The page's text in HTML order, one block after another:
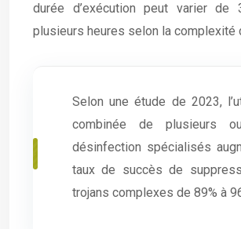
durée d’exécution peut varier de
plusieurs heures selon la complexité
Selon une étude de 2023,
combinée de plusieurs
désinfection spécialisés
taux de succès de
trojans complexes de 89% à